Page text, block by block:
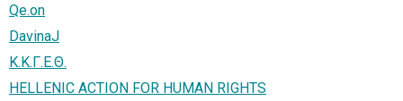
Qe.on
DavinaJ
Κ.Κ.Γ.Ε.Θ.
HELLENIC ACTION FOR HUMAN RIGHTS